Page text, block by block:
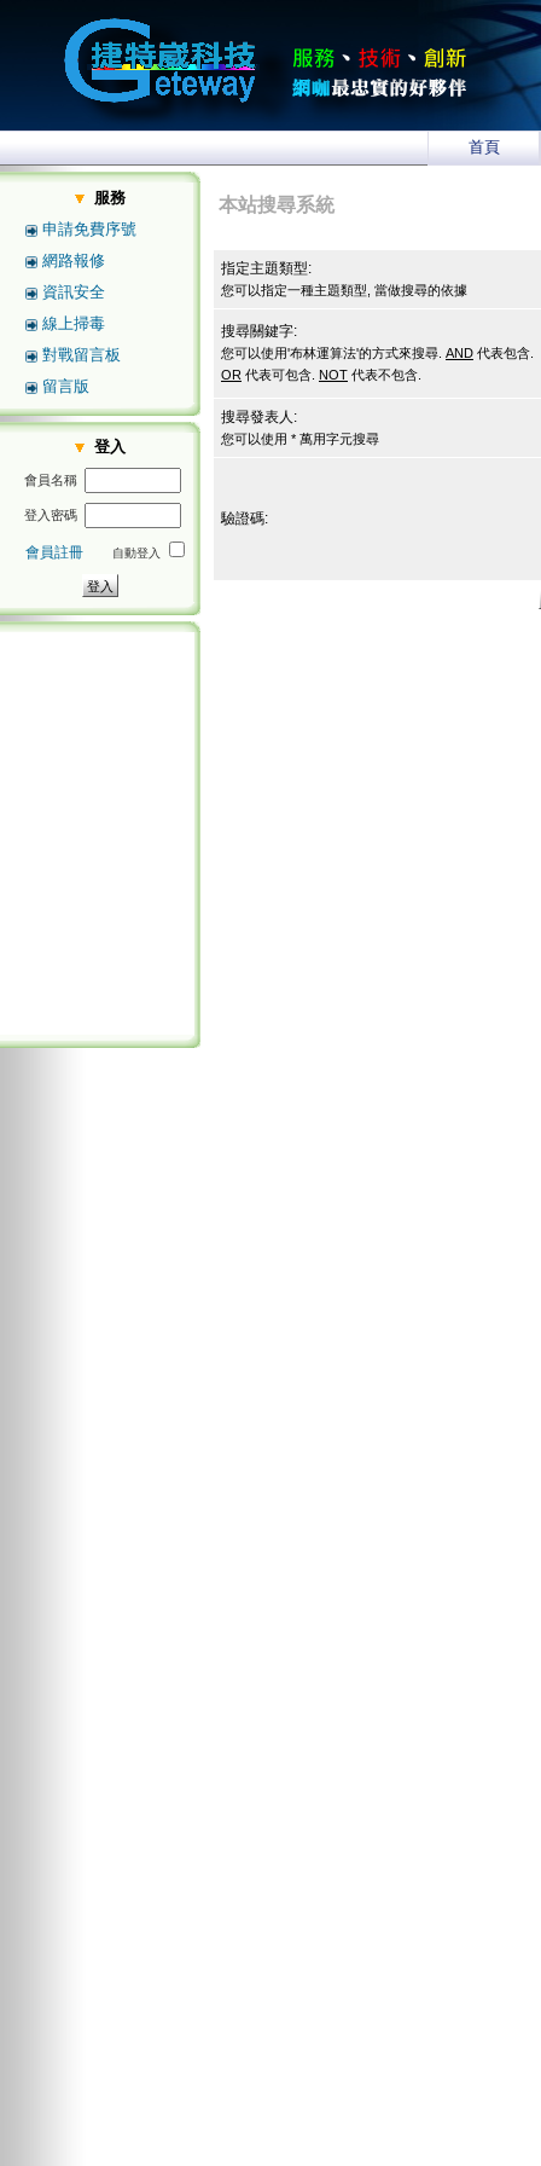
首頁
服務
申請免費序號
網路報修
資訊安全
線上掃毒
對戰留言板
留言版
登入
會員名稱
登入密碼
會員註冊 自動登入
本站搜尋系統
指定主題類型:
您可以指定一種主題類型, 當做搜尋的依據
搜尋關鍵字:
您可以使用'布林運算法'的方式來搜尋. AND 代表包含.
OR 代表可包含. NOT 代表不包含.
搜尋發表人:
您可以使用 * 萬用字元搜尋
驗證碼: